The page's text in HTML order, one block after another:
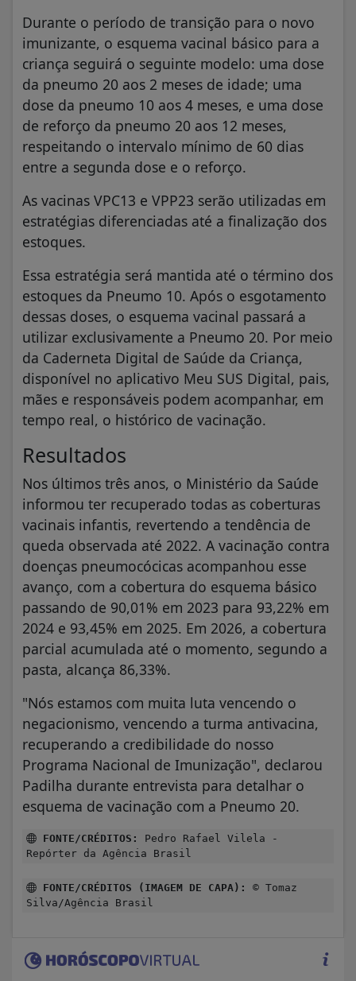
Durante o período de transição para o novo
imunizante, o esquema vacinal básico para a
criança seguirá o seguinte modelo: uma dose
da pneumo 20 aos 2 meses de idade; uma
dose da pneumo 10 aos 4 meses, e uma dose
de reforço da pneumo 20 aos 12 meses,
respeitando o intervalo mínimo de 60 dias
entre a segunda dose e o reforço.
As vacinas VPC13 e VPP23 serão utilizadas em
estratégias diferenciadas até a finalização dos
estoques.
Essa estratégia será mantida até o término dos
estoques da Pneumo 10. Após o esgotamento
dessas doses, o esquema vacinal passará a
utilizar exclusivamente a Pneumo 20. Por meio
da Caderneta Digital de Saúde da Criança,
disponível no aplicativo Meu SUS Digital, pais,
mães e responsáveis podem acompanhar, em
tempo real, o histórico de vacinação.
Resultados
Nos últimos três anos, o Ministério da Saúde
informou ter recuperado todas as coberturas
vacinais infantis, revertendo a tendência de
queda observada até 2022. A vacinação contra
doenças pneumocócicas acompanhou esse
avanço, com a cobertura do esquema básico
passando de 90,01% em 2023 para 93,22% em
2024 e 93,45% em 2025. Em 2026, a cobertura
parcial acumulada até o momento, segundo a
pasta, alcança 86,33%.
"Nós estamos com muita luta vencendo o
negacionismo, vencendo a turma antivacina,
recuperando a credibilidade do nosso
Programa Nacional de Imunização", declarou
Padilha durante entrevista para detalhar o
esquema de vacinação com a Pneumo 20.
FONTE/CRÉDITOS:
Pedro Rafael Vilela -
Repórter da Agência Brasil
FONTE/CRÉDITOS (IMAGEM DE CAPA):
© Tomaz
Silva/Agência Brasil